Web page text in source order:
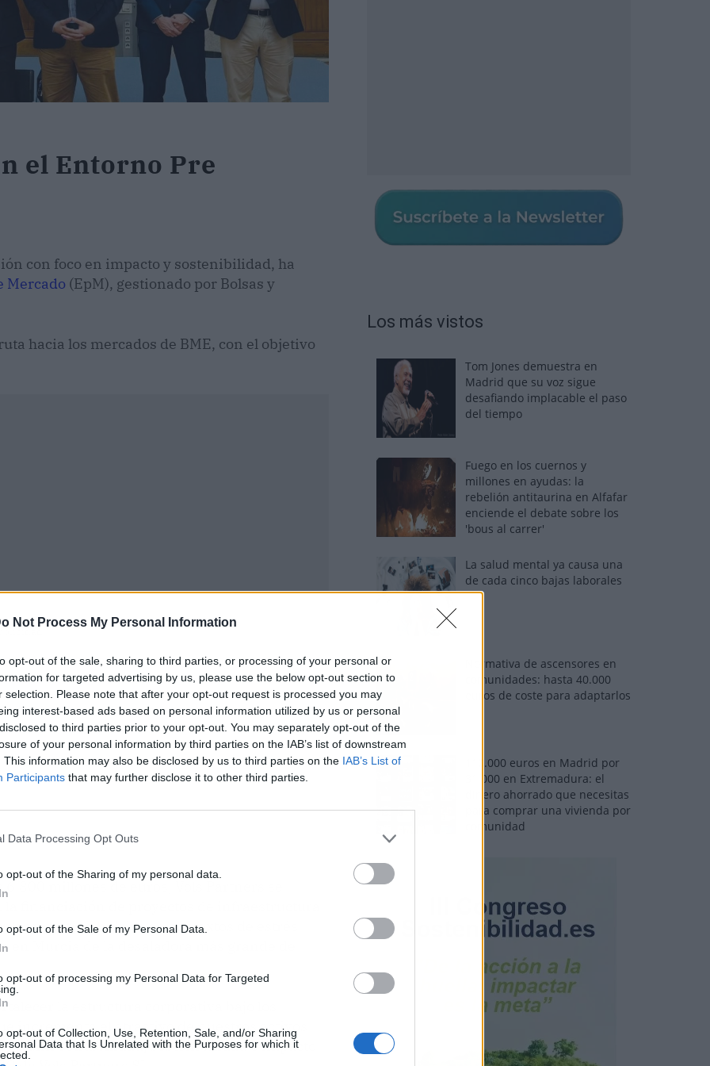
Not Process My Personal Information
opt-out of the sale, sharing to third parties, or processing of your personal or
for targeted advertising by us, please use the below opt-out section to
selection. Please note that after your opt-out request is processed you may
interest-based ads based on personal information utilized by us or personal
to third parties prior to your opt-out. You may separately opt-out of the
of your personal information by third parties on the IAB’s list of downstream
This information may also be disclosed by us to third parties on the IAB’s List of
Participants that may further disclose it to other third parties.
Data Processing Opt Outs
opt-out of the Sharing of my personal data.
opt-out of the Sale of my Personal Data.
opt-out of processing my Personal Data for Targeted
opt-out of Collection, Use, Retention, Sale, and/or Sharing
Data that Is Unrelated with the Purposes for which it
el Entorno Pre
con foco en impacto y sostenibilidad, ha
Mercado (EpM), gestionado por Bolsas y
hacia los mercados de BME, con el objetivo
millones de euros, Vols Partners se
y gestión hídrica en contextos de estrés
Murcia de la desaladora más grande de
la estructura corporativa bajo los
incrementa el atractivo de nuestros activos
unir rentabilidad, sostenibilidad e impacto
Los más vistos
Tom Jones demuestra en
Madrid que su voz sigue
desafiando implacable el paso
del tiempo
Fuego en los cuernos y
millones en ayudas: la
rebelión antitaurina en Alfafar
enciende el debate sobre los
'bous al carrer'
La salud mental ya causa una
de cada cinco bajas laborales
Normativa de ascensores en
comunidades: hasta 40.000
euros de coste para adaptarlos
110.000 euros en Madrid por
31.000 en Extremadura: el
dinero ahorrado que necesitas
para comprar una vivienda por
comunidad